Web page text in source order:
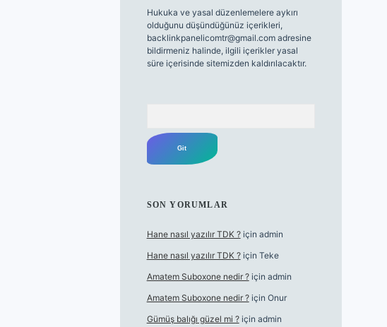
Hukuka ve yasal düzenlemelere aykırı
olduğunu düşündüğünüz içerikleri,
backlinkpanelicomtr@gmail.comadresine
bildirmeniz halinde, ilgili içerikler yasal
süre içerisinde sitemizden kaldırılacaktır.
SON YORUMLAR
Hane nasıl yazılır TDK ?için admin
Hane nasıl yazılır TDK ?için Teke
Amatem Suboxone nedir ?için admin
Amatem Suboxone nedir ?için Onur
Gümüş balığı güzel mi ?için admin